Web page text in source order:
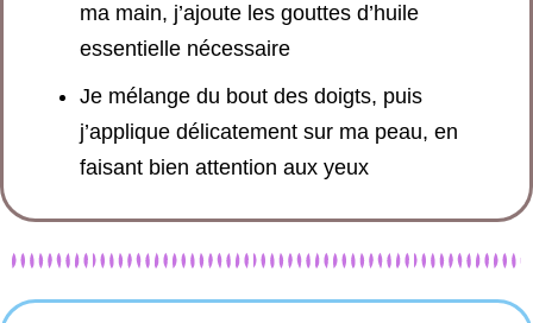
ma main, j’ajoute les gouttes d’huile
essentielle nécessaire
Je mélange du bout des doigts, puis
j’applique délicatement sur ma peau, en
faisant bien attention aux yeux